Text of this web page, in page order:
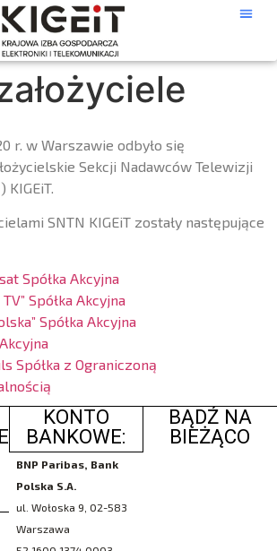
r. w Warszawie odbyło się
Sekcji Nadawców Telewizji
KIGEiT.
SNTN KIGEiT zostały następujące
Spółka Akcyjna
Spółka Akcyjna
Spółka Akcyjna
Spółka z Ograniczoną
KONTO
BANKOWE:
BNP Paribas, Bank
Polska S.A.
ul. Wołoska 9, 02-583
Warszawa
BĄDŹ NA
BIEŻĄCO